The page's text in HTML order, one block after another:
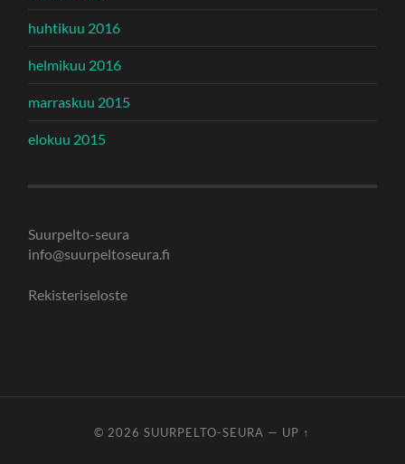
huhtikuu 2016
helmikuu 2016
marraskuu 2015
elokuu 2015
Suurpelto-seura
info@suurpeltoseura.fi
Rekisteriseloste
© 2026SUURPELTO-SEURA — UP ↑